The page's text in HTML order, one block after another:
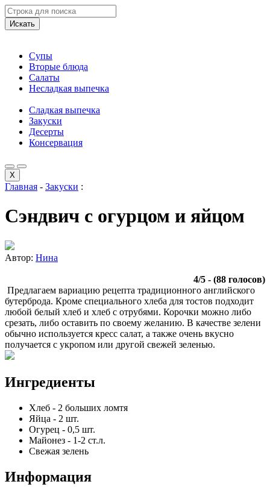
Искать
Супы
Вторые блюда
Салаты
Несладкая выпечка
Сладкая выпечка
Закуски
Десерты
Консервация
X
Главная - Закуски :
Сэндвич с огурцом и яйцом
Автор: Нина
4/5 - (88 голосов)
Предлагаем вариацию рецепта традиционного английского
бутерброда. Кроме специального хлеба для тостов подходит
любой белый хлеб и хлеб с отрубями. Корочки можно либо
срезать, либо оставить по своему желанию. В качестве зелени
обычно используется кресс салат, а также очень вкусно
получается с укропом или другой свежей зеленью.
Ингредиенты
Хлеб - 2 больших ломтя
Яйца - 2 шт.
Огурец - 0,5 шт.
Майонез - 1-2 ст.л.
Свежая зелень
Информация